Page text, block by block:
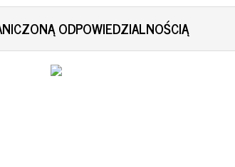
ODPOWIEDZIALNOŚCIĄ